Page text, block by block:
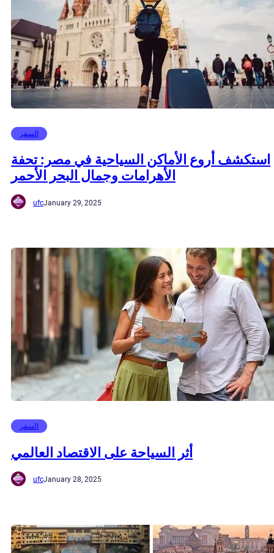
السفر
استكشف أروع الأماكن السياحية في مصر: تحفة
الأهرامات وجمال البحر الأحمر
ufcJanuary 29, 2025
السفر
أثر السياحة على الاقتصاد العالمي
ufcJanuary 28, 2025